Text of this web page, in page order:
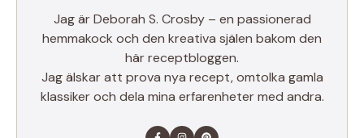
Jag är Deborah S. Crosby – en passionerad
hemmakock och den kreativa själen bakom den
här receptbloggen.
Jag älskar att prova nya recept, omtolka gamla
klassiker och dela mina erfarenheter med andra.